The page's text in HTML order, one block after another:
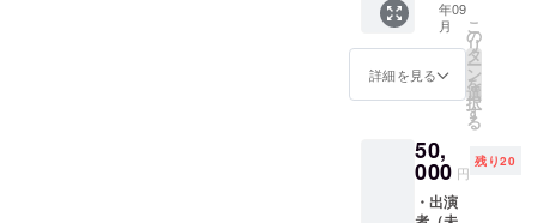
映に間
に合う
ように
たしま
す。
（本名
以外
ご記入
くださ
のお名
前につ
いて）
本名以
ツ１枚
（デザ
イン、
色、サ
い） ・
監督か
らあな
たへお
たキー
ホル
ダーと
同じ物
なたへ
お礼
メッ
セージ
レット
にお名
前掲載
（完成
したパ
ンフ
を１部
送付し
ます）
・公式
年09
月
詳細を見る
こ
の
リ
タ
ー
ン
を
選
択
す
る
50,
000 円
残り20
・出演